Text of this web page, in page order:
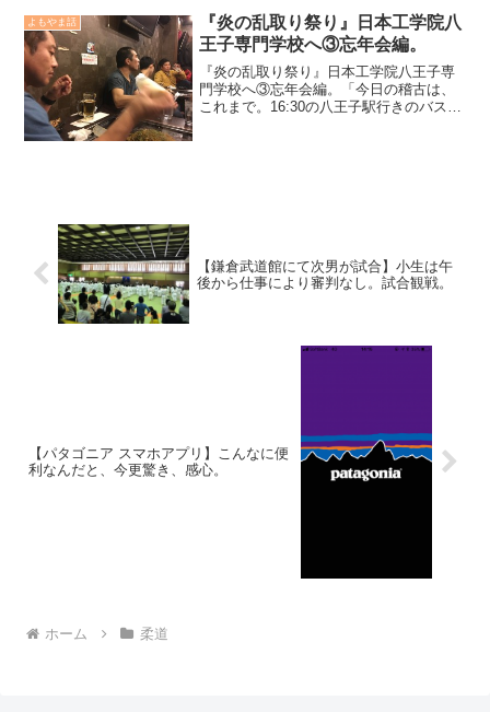
加することが出来（...
よもやま話
『炎の乱取り祭り』日本工学院八
王子専門学校へ③忘年会編。
『炎の乱取り祭り』日本工学院八王子専
門学校へ③忘年会編。「今日の稽古は、
これまで。16:30の八王子駅行きのバスに
【鎌倉武道館にて次男が試合】小生は午
後から仕事により審判なし。試合観戦。
【パタゴニア スマホアプリ】こんなに便
利なんだと、今更驚き、感心。
ホーム 柔道